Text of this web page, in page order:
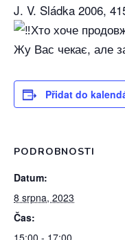
J. V. Sládka 2006,
Хто хоче
Жу Вас чекає, але
Přidat do
PODROBNOSTI
Datum:
8 srpna, 2023
Čas:
15:00 - 17:00